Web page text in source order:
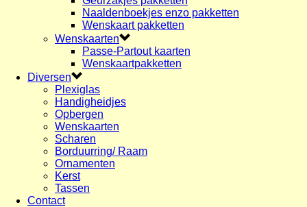
Naaldenboekjes enzo pakketten
Wenskaart pakketten
Wenskaarten
Passe-Partout kaarten
Wenskaartpakketten
Diversen
Plexiglas
Handigheidjes
Opbergen
Wenskaarten
Scharen
Borduurring/ Raam
Ornamenten
Kerst
Tassen
Contact